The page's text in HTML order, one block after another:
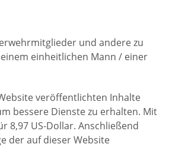
und andere zu
einheitlichen Mann / einer
veröffentlichten Inhalte
bessere Dienste zu erhalten. Mit
8,97 US-Dollar. Anschließend
der auf dieser Website